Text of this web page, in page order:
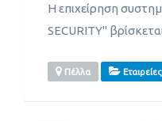
Η επιχείρηση
SECURITY"
Πέλλα